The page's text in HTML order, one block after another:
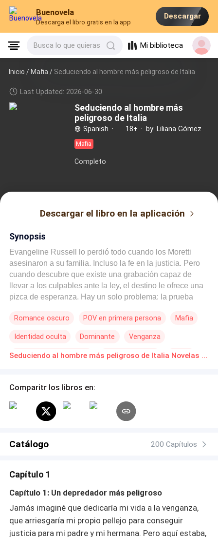
Buenovela
Descarga el libro gratis en la app
Descargar
Busca lo que quieras Mi biblioteca
Inicio /Mafia / Seduciendo al hombre más peligroso de Italia
Last Updated: 2026-06-30
Seduciendo al hombre más
peligroso de Italia
Spanish · 18+ · by: Liliana Gómez
Mafia
Completo
Descargar el libro en la aplicación
Synopsis
Evangeline Russell lo perdió todo cuando los Moretti
asesinaron a su familia. Incluso la fe en la justicia. Pero
cuando descubre que existe una grabación capaz de
llevar a los culpables ante la ley, el destino le ofrece una
pizca de esperanza. Hay un solo problema: la prueba
tomado el control de Italia desde las sombras. Nadie lo
poder. En medio de su investigación, se cruza con un
hombre de 1,90m, ojos dorados y una presencia que
resolver este problema. Lo que comenzó como una
entrelazaría sus vidas para siempre. Lo que no esperaba
era despertar a la mañana siguiente esposada a la cama,
cosas parecían ir mal, pero cuando él decidió
marchó sin remordimiento esa mañana era Cipriano
Romance oscuro POV en primera persona Mafia
Identidad oculta Dominante Venganza
Aventura de Una Noche De Débil a Fuerte Drama Seduciendo al hombre más peligroso de Italia Novelas Online Descarga gratuita de PDF
Comparitr los libros en:
Catálogo 200 Capítulos
Capítulo 1
Capítulo 1: Un depredador más peligroso
Jamás imaginé que dedicaría mi vida a la venganza,
que arriesgaría mi propio pellejo para conseguir
justicia para mi padre y mi hermana. Pero aquí estaba,